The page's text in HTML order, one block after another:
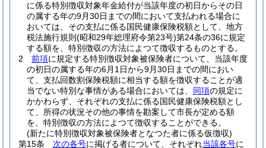
に係る特別徴収対象年金給付が当該年度の初日からその日
の属する年の9月30日までの間において支払われる場合に
おいては、その支払に係る国民健康保険税額として、地方
税法施行規則 (昭和29年総理府令第23号)第24条の36に規定
する額を、特別徴収の方法によつて徴収するものとする。
2
前項に規定する特別徴収対象被保険者について、当該年度
の初日の属する年の6月1日から9月30日までの間におい
て、支払回数割保険税額に相当する額を徴収することが適
当でない特別な事情がある場合においては、 同項の規定に
かかわらず、それぞれの支払に係る国民健康保険税額とし
て、所得の状況その他の事情を勘案して市長が定める額
を、特別徴収の方法によつて徴収することができる。
(新たに特別徴収対象被保険者となつた者に係る仮徴収)
第15条
次の各号に掲げる者について、それぞれ当該各号に